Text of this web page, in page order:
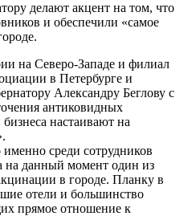
делают акцент на том, что
и обеспечили «самое
на Северо-Западе и филиал
в Петербурге и
Александру Беглову с
антиковидных
настаивают на
среди сотрудников
на данный момент один из
в городе. Планку в
отели и большинство
прямое отношение к